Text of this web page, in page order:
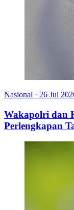
Nasional · 26 Jul
Wakapolri dan
Perlengkapan